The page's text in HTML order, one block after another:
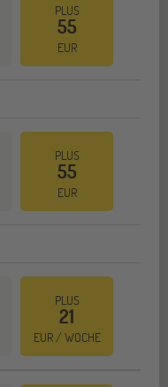
PLUS
55
EUR
PLUS
55
EUR
PLUS
21
EUR / WOCHE